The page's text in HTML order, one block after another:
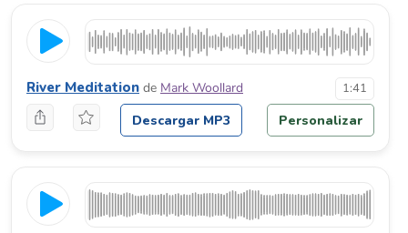
River Meditation de Mark Woollard 1:41
Descargar MP3 Personalizar